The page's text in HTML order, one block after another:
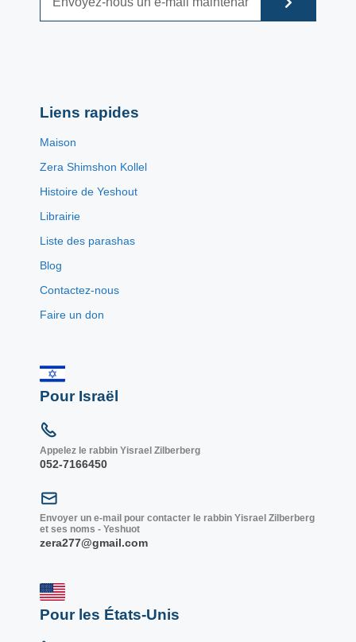
Liens rapides
Maison
Zera Shimshon Kollel
Histoire de Yeshout
Librairie
Liste des parashas
Blog
Contactez-nous
Faire un don
Pour Israël
Appelez le rabbin Yisrael Zilberberg
052-7166450
Envoyer un e-mail pour contacter le rabbin Yisrael Zilberberg
et ses noms - Yeshuot
zera277@gmail.com
Pour les États-Unis